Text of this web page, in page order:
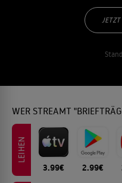
JETZT
WER STREAMT
LEIHEN
3.99€ 2.99€